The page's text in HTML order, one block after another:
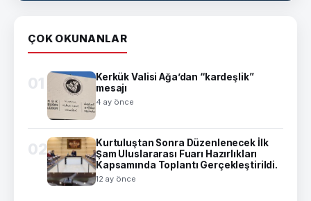
ÇOK OKUNANLAR
01
Kerkük Valisi Ağa’dan “kardeşlik”
mesajı
4 ay önce
02
Kurtuluştan Sonra Düzenlenecek İlk
Şam Uluslararası Fuarı Hazırlıkları
Kapsamında Toplantı Gerçekleştirildi.
12 ay önce